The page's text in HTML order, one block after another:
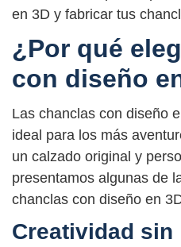
en 3D y fabricar tus
¿Por qué
con diseño
Las chanclas con diseño
ideal para los más
un calzado original y
presentamos algunas de
chanclas con diseño en
Creatividad sin